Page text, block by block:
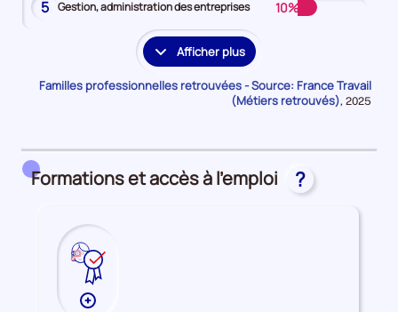
5 Gestion, administration des entreprises 10%
Afficher plus
les
familles
professionnelles
Familles professionnelles retrouvées - Source: France Travail
(Métiers retrouvés), Données
2025
Formations et accès à l'emploi ?
Plus